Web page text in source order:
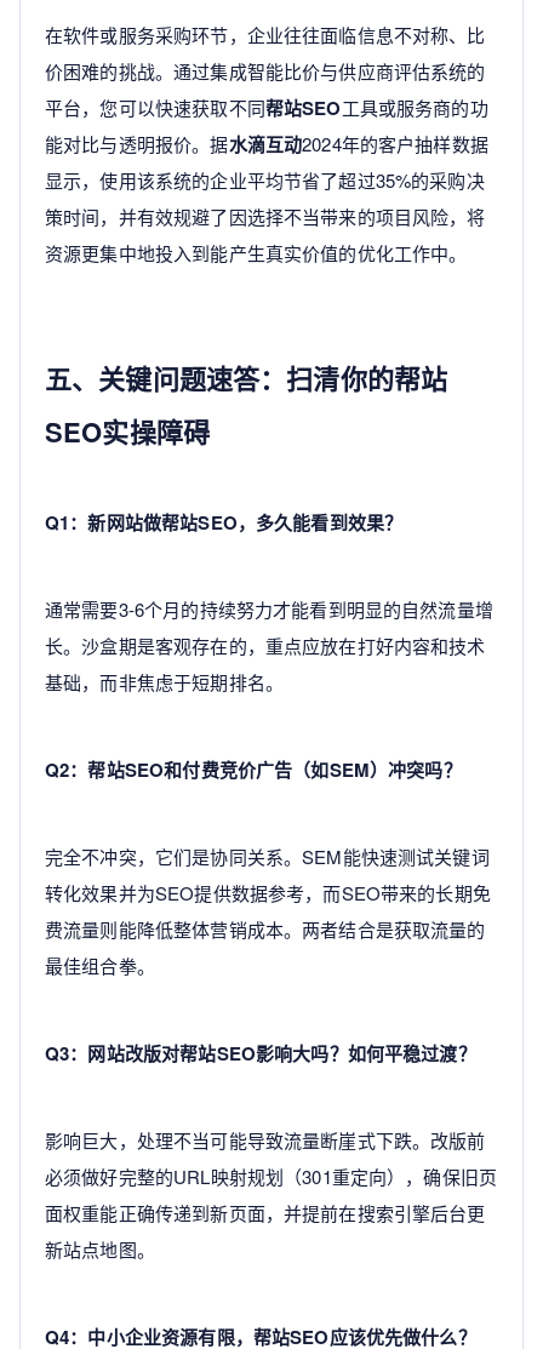
在软件或服务采购环节，企业往往面临信息不对称、比
价困难的挑战。通过集成智能比价与供应商评估系统的
平台，您可以快速获取不同帮站SEO工具或服务商的功
能对比与透明报价。据水滴互动2024年的客户抽样数据
显示，使用该系统的企业平均节省了超过35%的采购决
策时间，并有效规避了因选择不当带来的项目风险，将
资源更集中地投入到能产生真实价值的优化工作中。
五、关键问题速答：扫清你的帮站
SEO实操障碍
Q1：新网站做帮站SEO，多久能看到效果？
通常需要3-6个月的持续努力才能看到明显的自然流量增
长。沙盒期是客观存在的，重点应放在打好内容和技术
基础，而非焦虑于短期排名。
Q2：帮站SEO和付费竞价广告（如SEM）冲突吗？
完全不冲突，它们是协同关系。SEM能快速测试关键词
转化效果并为SEO提供数据参考，而SEO带来的长期免
费流量则能降低整体营销成本。两者结合是获取流量的
最佳组合拳。
Q3：网站改版对帮站SEO影响大吗？如何平稳过渡？
影响巨大，处理不当可能导致流量断崖式下跌。改版前
必须做好完整的URL映射规划（301重定向），确保旧页
面权重能正确传递到新页面，并提前在搜索引擎后台更
新站点地图。
Q4：中小企业资源有限，帮站SEO应该优先做什么？